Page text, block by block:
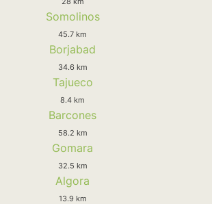
Somolinos
45.7 km
Borjabad
34.6 km
Tajueco
8.4 km
Barcones
58.2 km
Gomara
32.5 km
Algora
13.9 km